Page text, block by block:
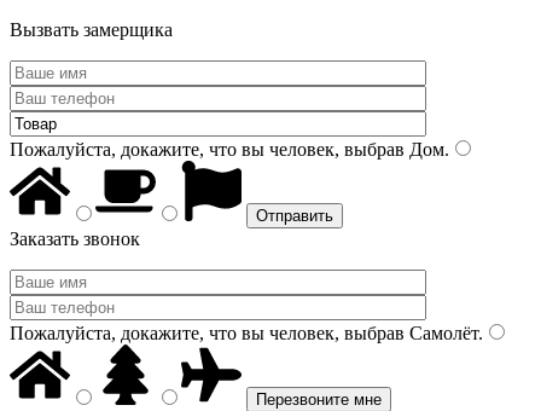
Вызвать замерщика
Пожалуйста, докажите, что вы человек, выбрав Дом.
Заказать звонок
Пожалуйста, докажите, что вы человек, выбрав Самолёт.